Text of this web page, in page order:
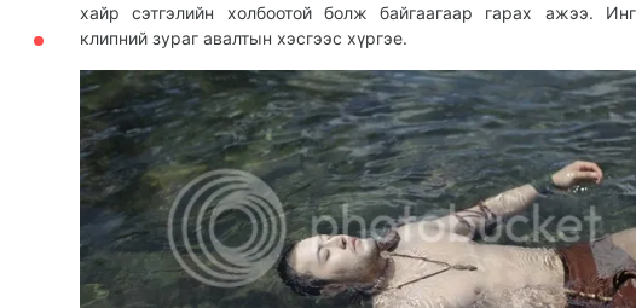
хайр сэтгэлийн холбоотой болж байгаагаар гарах ажээ.
клипний зураг авалтын хэсгээс хүргэе.